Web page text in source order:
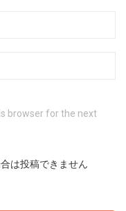
browser for the next
は投稿できません